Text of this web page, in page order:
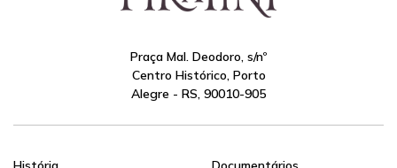
Praça Mal. Deodoro, s/nº
Centro Histórico, Porto
Alegre - RS, 90010-905